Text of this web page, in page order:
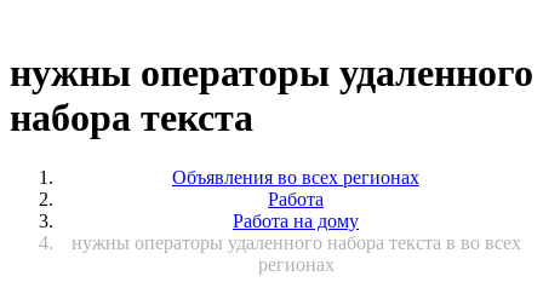
нужны операторы удаленного
набора текста
Объявления во всех регионах
Работа
Работа на дому
нужны операторы удаленного набора текста в во всех
регионах